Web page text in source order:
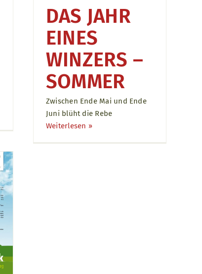
DAS JAHR
EINES
WINZERS –
SOMMER
Zwischen Ende Mai und Ende
Juni blüht die Rebe
Weiterlesen ››